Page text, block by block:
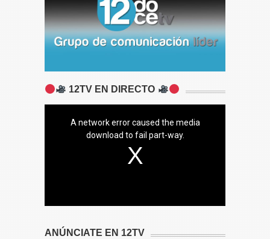
12TV EN DIRECTO
A network error caused the media
download to fail part-way.
ANÚNCIATE EN 12TV